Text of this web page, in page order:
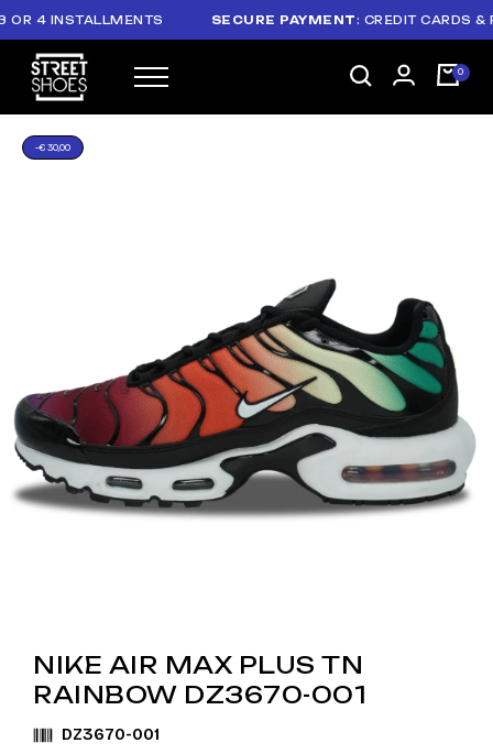
4 INSTALLMENTS SECURE PAYMENT: CREDIT CARDS &
-€ 30,00
NIKE AIR MAX PLUS TN
RAINBOW DZ3670-001
DZ3670-001